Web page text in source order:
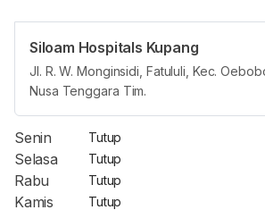
Siloam Hospitals Kupang
Jl. R. W. Monginsidi, Fatululi, Kec.
Nusa Tenggara Tim.
Opening Hours
Jam Reguler
Senin Tutup
Selasa Tutup
Rabu Tutup
Kamis Tutup